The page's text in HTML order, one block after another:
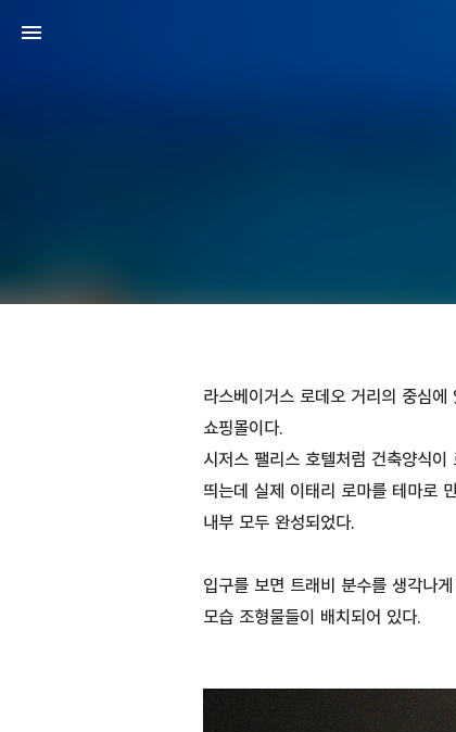
라스베이거스 로데오 거리의 중심
쇼핑몰이다.
시저스 팰리스 호텔처럼 건축양식
띄는데 실제 이태리 로마를 테마로
내부 모두 완성되었다.
입구를 보면 트래비 분수를 생각나
모습 조형물들이 배치되어 있다.